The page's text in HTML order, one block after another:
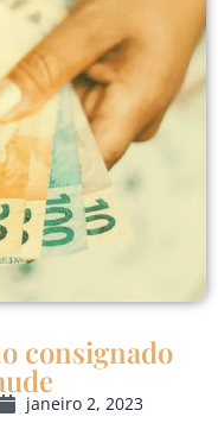
consignado
janeiro 2, 2023